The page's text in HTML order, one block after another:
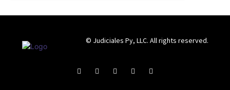
© Judiciales Py, LLC. All rights reserved.